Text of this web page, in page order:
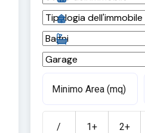
/ 1+ 2+